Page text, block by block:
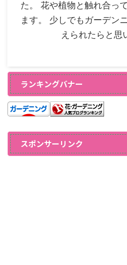
た。 花や植物と触れ合っ
ます。 少しでもガーデン
えられたらと思
ランキングバナー
スポンサーリンク